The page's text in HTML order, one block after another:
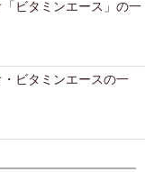
ビタミンエース」の一
ビタミンエースの一